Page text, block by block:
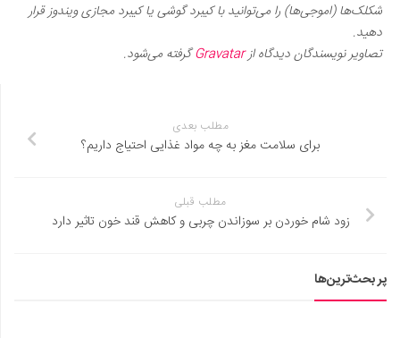
شکلک‌ها (اموجی‌ها) را می‌توانید با کیبرد گوشی یا کیبرد مجازی ویندوز قرار
دهید.
تصاویر نویسندگان دیدگاه ازGravatarگرفته می‌شود.
مطلب بعدی
برای سلامت مغز به چه مواد غذایی احتیاج داریم؟
مطلب قبلی
زود شام خوردن بر سوزاندن چربی و کاهش قند خون تاثیر دارد
پر بحث‌ترین‌ها